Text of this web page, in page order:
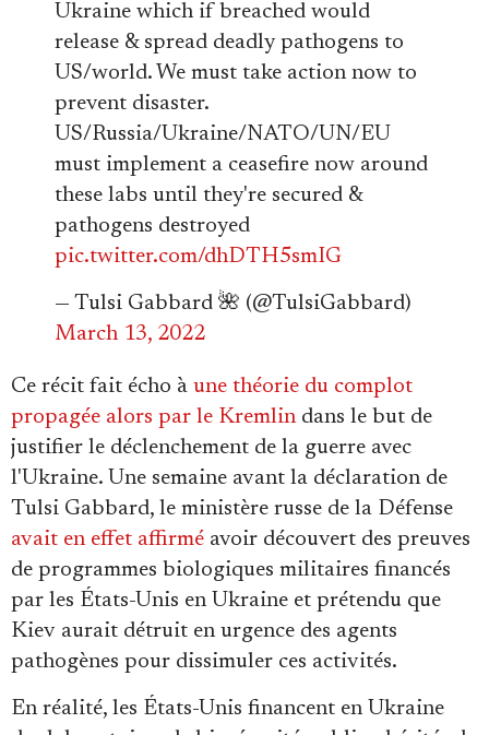
Ukraine which if breached would
release & spread deadly pathogens to
US/world. We must take action now to
prevent disaster.
US/Russia/Ukraine/NATO/UN/EU
must implement a ceasefire now around
these labs until they're secured &
pathogens destroyed
pic.twitter.com/dhDTH5smIG
— Tulsi Gabbard 🌺 (@TulsiGabbard)
March 13, 2022
Ce récit fait écho à une théorie du complot
propagée alors par le Kremlindans le but de
justifier le déclenchement de la guerre avec
l'Ukraine. Une semaine avant la déclaration de
Tulsi Gabbard, le ministère russe de la Défense
avait en effet affirmé avoir découvert des preuves
de programmes biologiques militaires financés
par les États-Unis en Ukraine et prétendu que
Kiev aurait détruit en urgence des agents
pathogènes pour dissimuler ces activités.
En réalité, les États-Unis financent en Ukraine